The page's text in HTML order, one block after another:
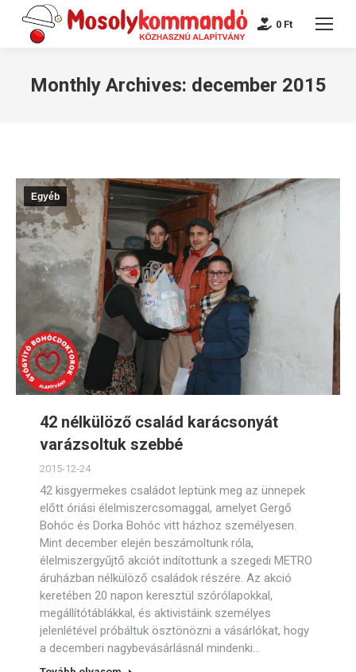
0 Ft
Monthly Archives: december 2015
Egyéb
42 nélkülöző család karácsonyát
varázsoltuk szebbé
2015-12-24
42 kisgyermekes családot leptünk meg az ünnepek
előtt óriási élelmiszercsomaggal, amelyet Gergő
Bohóc és Dorka Bohóc vitt házhoz személyesen.
Mint december elején beszámoltunk róla,
élelmiszergyűjtő akciót indítottunk a szegedi METRO
áruházban nélkülöző családok részére. Az akció
keretében 20 napon keresztül szórólapokkal,
megállítótáblákkal, és aktivistáink személyes
jelenlétével próbáltuk ösztönözni a vásárlókat, hogy
a decemberi nagybevásárlásnál mindenki…